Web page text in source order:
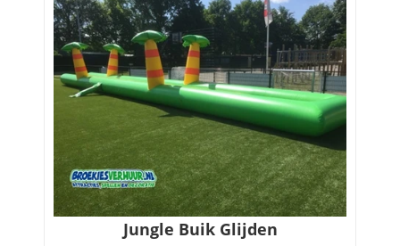
Jungle Buik Glijden